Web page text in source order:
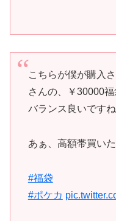
こちらが僕が購入
さんの、￥30000
バランス良いです
あぁ、高額帯買い
#福袋
#ポケカ